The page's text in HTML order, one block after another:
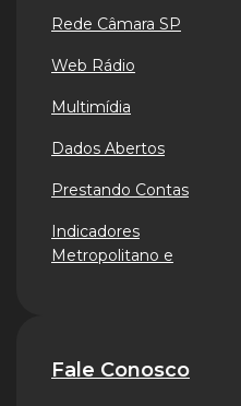
Rede Câmara SP
Web Rádio
Multimídia
Dados Abertos
Prestando Contas
Indicadores
Metropolitano e
Fale Conosco